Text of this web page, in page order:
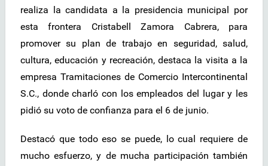
realiza la candidata a la presidencia municipal por
esta frontera Cristabell Zamora Cabrera, para
promover su plan de trabajo en seguridad, salud,
cultura, educación y recreación, destaca la visita a la
empresa Tramitaciones de Comercio Intercontinental
S.C., donde charló con los empleados del lugar y les
pidió su voto de confianza para el 6 de junio.
Destacó que todo eso se puede, lo cual requiere de
mucho esfuerzo, y de mucha participación también